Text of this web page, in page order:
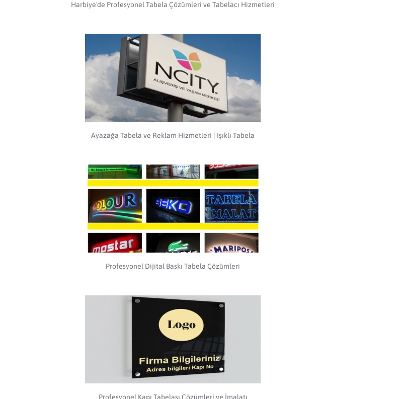
Harbiye'de Profesyonel Tabela Çözümleri ve Tabelacı Hizmetleri
Ayazağa Tabela ve Reklam Hizmetleri | Işıklı Tabela
Profesyonel Dijital Baskı Tabela Çözümleri
Profesyonel Kapı Tabelası Çözümleri ve İmalatı